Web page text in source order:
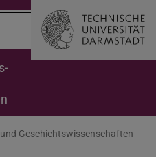
Geschichtswissenschaften